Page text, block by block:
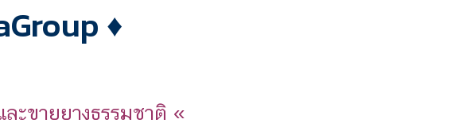
♦
ละขายยางธรรมชาติ «